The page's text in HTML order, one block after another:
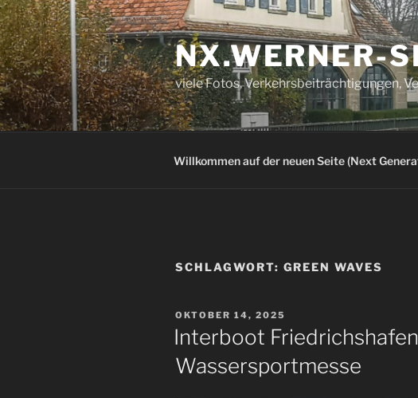
Zum
Inhalt
springen
NX.WERNER-
viele Fotos, Verkehrsbeiträchtigungen,
Willkommen auf der neuen Seite (Next
SCHLAGWORT: GREEN WAVES
VERÖFFENTLICHT
AM
OKTOBER 14, 2025
Interboot
Wassersportmesse